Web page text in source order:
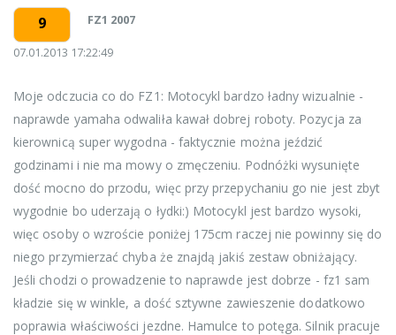
9 FZ1 2007
07.01.2013 17:22:49
Moje odczucia co do FZ1: Motocykl bardzo ładny wizualnie -
naprawde yamaha odwaliła kawał dobrej roboty. Pozycja za
kierownicą super wygodna - faktycznie można jeździć
godzinami i nie ma mowy o zmęczeniu. Podnóżki wysunięte
dość mocno do przodu, więc przy przepychaniu go nie jest zbyt
wygodnie bo uderzają o łydki:) Motocykl jest bardzo wysoki,
więc osoby o wzroście poniżej 175cm raczej nie powinny się do
niego przymierzać chyba że znajdą jakiś zestaw obniżający.
Jeśli chodzi o prowadzenie to naprawde jest dobrze - fz1 sam
kładzie się w winkle, a dość sztywne zawieszenie dodatkowo
poprawia właściwości jezdne. Hamulce to potęga. Silnik pracuje